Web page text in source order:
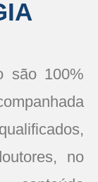
são 100%
no